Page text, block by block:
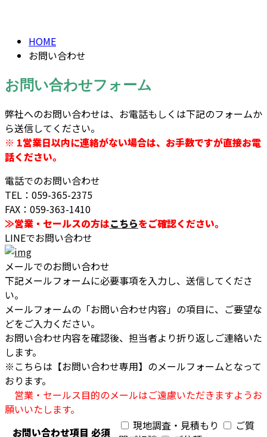
HOME
お問い合わせ
お問い合わせフォーム
弊社へのお問い合わせは、お電話もしくは下記のフォームか
ら送信してください。
※ 1営業日以内に連絡がない場合は、お手数ですが直接お電
話ください。
電話でのお問い合わせ
TEL：059-365-2375
FAX：059-363-1410
≫営業・セールスの方はこちらをご確認ください。
LINEでお問い合わせ
メールでのお問い合わせ
下記メールフォームに必要事項を入力し、送信してくださ
い。
メールフォームの「お問い合わせ内容」の項目に、ご要望な
どをご入力ください。
お問い合わせ内容を確認後、担当者より折り返しご連絡いた
します。
※こちらは【お問い合わせ専用】のメールフォームとなって
おります。
営業・セールス目的のメールはご遠慮いただきますようお
願いいたします。
お問い合わせ項目 必須 現地調査・見積もり
ご質